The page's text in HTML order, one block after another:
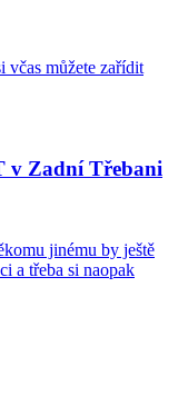
včas můžete zařídit
v Zadní Třebani
jinému by ještě
a třeba si naopak